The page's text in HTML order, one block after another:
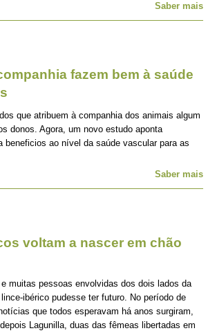
Saber mais
fazem bem à saúde
que atribuem à companhia dos animais algum
donos. Agora, um novo estudo aponta
beneficios ao nível da saúde vascular para as
Saber mais
voltam a nascer em chão
muitas pessoas envolvidas dos dois lados da
ibérico pudesse ter futuro. No período de
que todos esperavam há anos surgiram,
Lagunilla, duas das fêmeas libertadas em